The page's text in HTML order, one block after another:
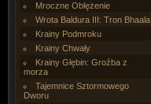
Mroczne Oblężenie
Wrota Baldura III: Tron Bhaala
Krainy Podmroku
Krainy Chwały
Krainy Głębin: Groźba z
morza
Tajemnice Sztormowego
Dworu